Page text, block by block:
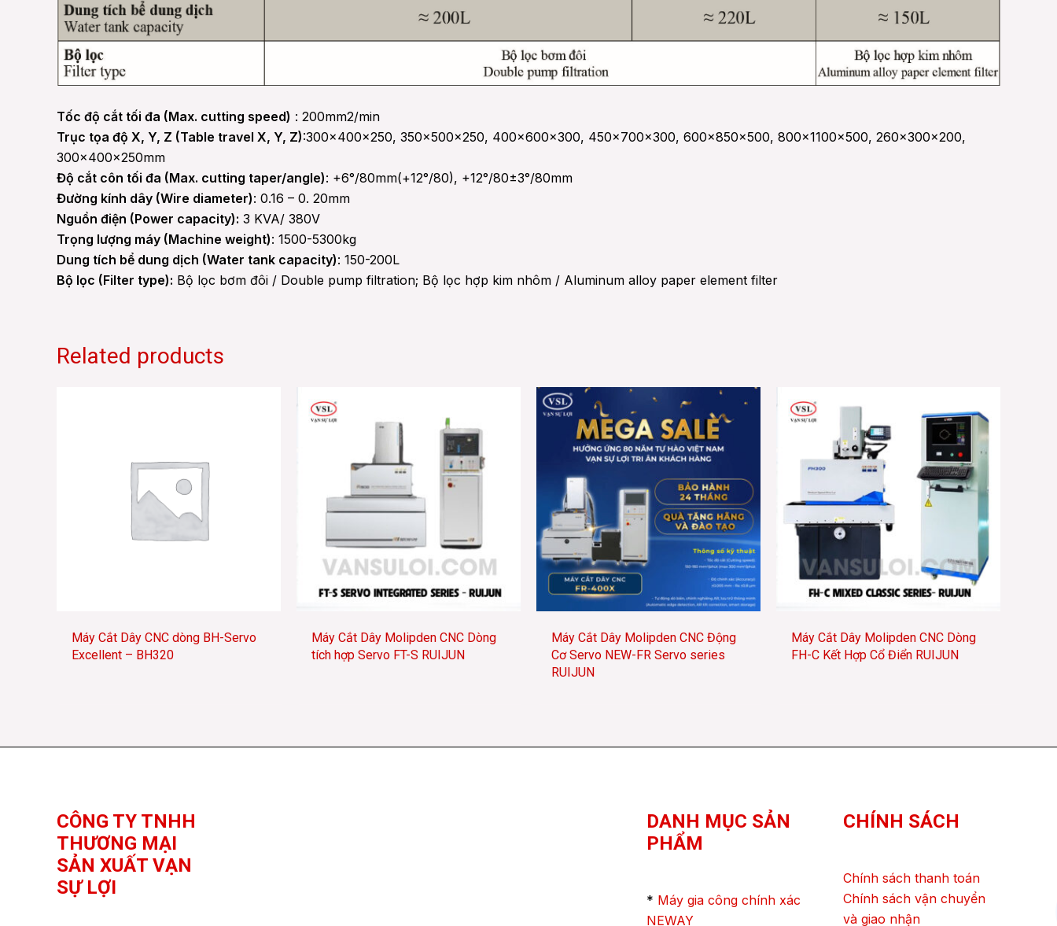
Tốc độ cắt tối đa (Max. cutting speed) : 200mm2/min
Trục tọa độ X, Y, Z (Table travel X, Y, Z):300×400×250, 350×500×250, 400×600×300, 450×700×300, 600×850×500, 800×1100×500, 260×300×200,
300×400×250mm
Độ cắt côn tối đa (Max. cutting taper/angle): +6°/80mm(+12°/80), +12°/80±3°/80mm
Đường kính dây (Wire diameter): 0.16 – 0. 20mm
Nguồn điện (Power capacity): 3 KVA/ 380V
Trọng lượng máy (Machine weight): 1500-5300kg
Dung tích bể dung dịch (Water tank capacity): 150-200L
Bộ lọc (Filter type): Bộ lọc bơm đôi / Double pump filtration; Bộ lọc hợp kim nhôm / Aluminum alloy paper element filter
Related products
Máy Cắt Dây CNC dòng BH-Servo
Excellent – BH320
Máy Cắt Dây Molipden CNC Dòng
tích hợp Servo FT-S RUIJUN
Máy Cắt Dây Molipden CNC Động
Cơ Servo NEW-FR Servo series
RUIJUN
Máy Cắt Dây Molipden CNC Dòng
FH-C Kết Hợp Cổ Điển RUIJUN
CÔNG TY TNHH
THƯƠNG MẠI
SẢN XUẤT VẠN
SỰ LỢI
Facebook
YouTube
TikTok
DANH MỤC SẢN
PHẨM
* Máy gia công chính xác
NEWAY
CHÍNH SÁCH
Chính sách thanh toán
Chính sách vận chuyển
và giao nhận